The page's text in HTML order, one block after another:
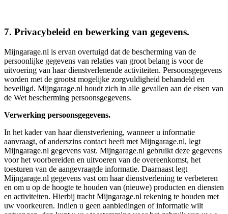
7. Privacybeleid en bewerking van gegevens.
Mijngarage.nl is ervan overtuigd dat de bescherming van de
persoonlijke gegevens van relaties van groot belang is voor de
uitvoering van haar dienstverlenende activiteiten. Persoonsgegevens
worden met de grootst mogelijke zorgvuldigheid behandeld en
beveiligd. Mijngarage.nl houdt zich in alle gevallen aan de eisen van
de Wet bescherming persoonsgegevens.
Verwerking persoonsgegevens.
In het kader van haar dienstverlening, wanneer u informatie
aanvraagt, of anderszins contact heeft met Mijngarage.nl, legt
Mijngarage.nl gegevens vast. Mijngarage.nl gebruikt deze gegevens
voor het voorbereiden en uitvoeren van de overeenkomst, het
toesturen van de aangevraagde informatie. Daarnaast legt
Mijngarage.nl gegevens vast om haar dienstverlening te verbeteren
en om u op de hoogte te houden van (nieuwe) producten en diensten
en activiteiten. Hierbij tracht Mijngarage.nl rekening te houden met
uw voorkeuren. Indien u geen aanbiedingen of informatie wilt